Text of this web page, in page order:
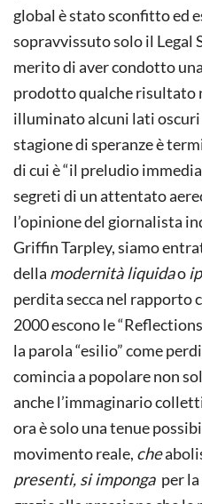
global è stato sconfitto ed
sopravvissuto solo il Legal
merito di aver condotto
prodotto qualche risultato
illuminato alcuni lati oscuri
stagione di speranze è
di cui è “il preludio
segreti di un attentato
l’opinione del giornalista
Griffin Tarpley, siamo
della modernità liquidao
perdita secca nel rapporto
2000 escono le
la parola “esilio” come
comincia a popolare non
anche l’immaginario
ora è solo una tenue
movimento reale, che
presenti, si imponga per